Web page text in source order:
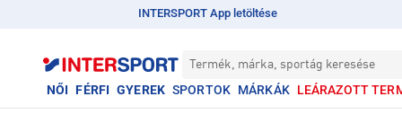
INTERSPORT App letöltése
Termék, márka, sportág keresése
NŐI FÉRFI GYEREK SPORTOK MÁRKÁK LEÁRAZOTT